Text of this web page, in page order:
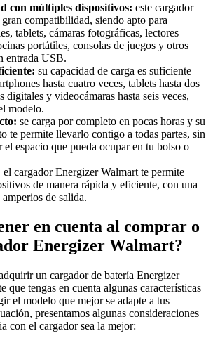
con múltiples dispositivos: este cargador
compatibilidad, siendo apto para
tablets, cámaras fotográficas, lectores
portátiles, consolas de juegos y otros
entrada USB.
su capacidad de carga es suficiente
hasta cuatro veces, tablets hasta dos
digitales y videocámaras hasta seis veces,
modelo.
se carga por completo en pocas horas y su
te permite llevarlo contigo a todas partes, sin
el espacio que pueda ocupar en tu bolso o
el cargador Energizer Walmart te permite
de manera rápida y eficiente, con una
de salida.
en cuenta al comprar o
Energizer Walmart?
un cargador de batería Energizer
que tengas en cuenta algunas características
el modelo que mejor se adapte a tus
presentamos algunas consideraciones
con el cargador sea la mejor: